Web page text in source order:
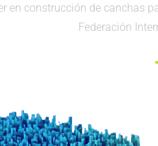
en construcción de canchas
Federación